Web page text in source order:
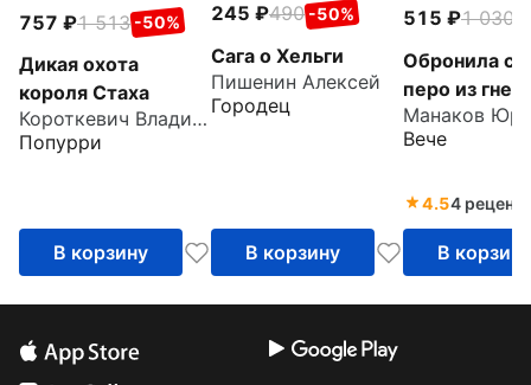
757 1 513 -50%
Дикая охота
короля Стаха
Короткевич Владимир Семенович
Попурри
В корзину
245 490 -50%
Сага о Хельги
Пишенин Алексей
Городец
В корзину
515 1 030
Обронила
перо из
Вече
4.54
В корзину